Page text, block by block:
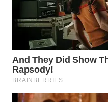
Quando uma pessoa
clara de proteção, ela
com as forças da